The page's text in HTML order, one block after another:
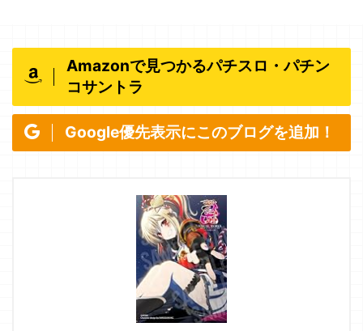
Amazonで見つかるパチスロ・パチン
コサントラ
Google優先表示にこのブログを追加！